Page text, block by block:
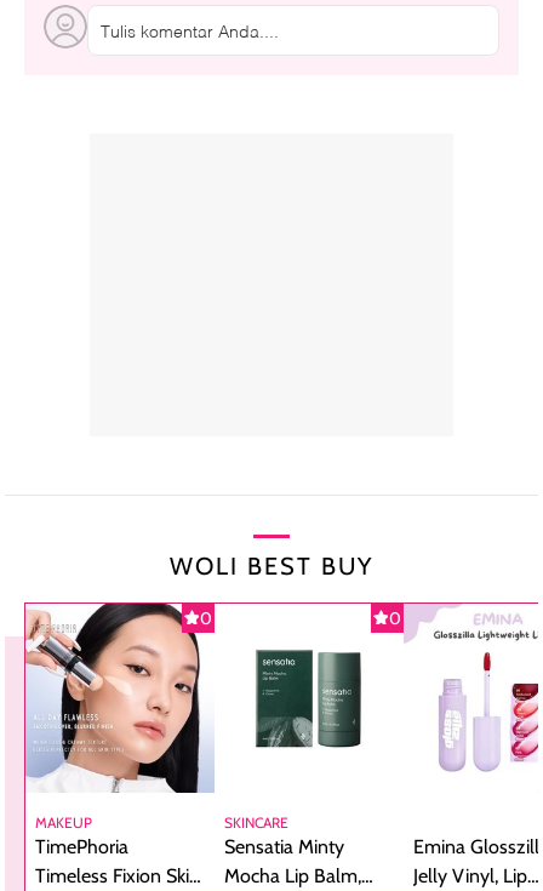
Tulis komentar Anda....
WOLI BEST BUY
0
MAKEUP
TimePhoria
Timeless Fixion Skin
0
SKINCARE
Sensatia Minty
Mocha Lip Balm,
Emina
Jelly Vinyl, Lip